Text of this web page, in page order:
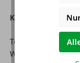
Kontakt
Tel:
0043 7672 716-
WhatsApp:
0043